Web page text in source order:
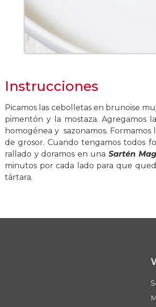
Instrucciones
Picamos las cebolletas en brunoise
pimentón y la mostaza. Agregamos
homogénea y sazonamos.
de grosor. Cuando tengamos todos
rallado y doramos en una Sartén
minutos por cada lado para que
tártara.